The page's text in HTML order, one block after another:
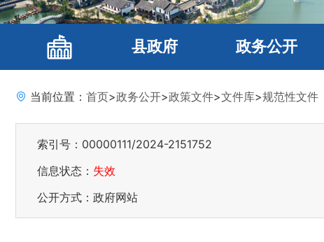
县政府 政务公开
当前位置： 首页>政务公开>政策文件>文件库>规范性文件
索引号：00000111/2024-2151752
信息状态： 失效
公开方式：政府网站